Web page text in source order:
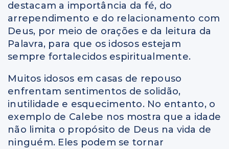
destacam a importância da fé, do
arrependimento e do relacionamento com
Deus, por meio de orações e da leitura da
Palavra, para que os idosos estejam
sempre fortalecidos espiritualmente.
Muitos idosos em casas de repouso
enfrentam sentimentos de solidão,
inutilidade e esquecimento. No entanto, o
exemplo de Calebe nos mostra que a idade
não limita o propósito de Deus na vida de
ninguém. Eles podem se tornar